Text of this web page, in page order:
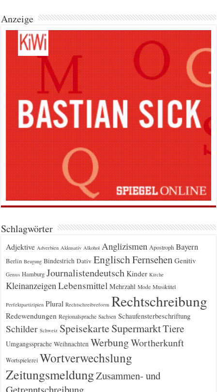
Anzeige
Schlagwörter
Adjektive Adverbien Akkusativ Alkohol Anglizismen Apostroph Bayern
Berlin Beugung Bindestrich Dativ EnglischFernsehen Genitiv
Genus Hamburg Journalistendeutsch Kinder Kirche
Kleinanzeigen Lebensmittel Mehrzahl Mode Musiktitel
Perfektpartizipien Plural Rechtschreibreform Rechtschreibung
Redewendungen Regionalsprache Sachsen Schaufensterbeschriftung
Schilder Schweiz Speisekarte SupermarktTiere
Umgangssprache Weihnachten WerbungWortherkunft
Wortspielerei Wortverwechslung
ZeitungsmeldungZusammen- und